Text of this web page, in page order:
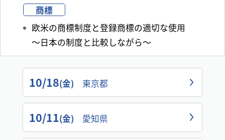
商標
欧米の商標制度と登録商標の適切な使用
～日本の制度と比較しながら～
10/18(金) 東京都
10/11(金) 愛知県